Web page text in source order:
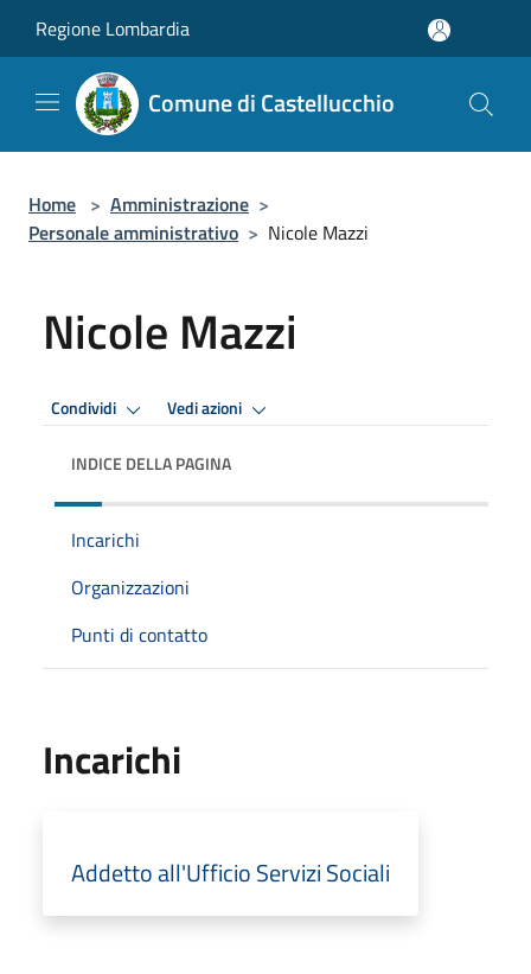
Regione Lombardia
Comune di Castellucchio
Home > Amministrazione >
Personale amministrativo > Nicole Mazzi
Nicole Mazzi
Condividi Vedi azioni
INDICE DELLA PAGINA
Incarichi
Organizzazioni
Punti di contatto
Incarichi
Addetto all'Ufficio Servizi Sociali